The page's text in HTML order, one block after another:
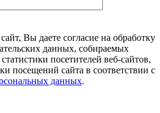
Вы даете согласие на обработку
данных, собираемых
посетителей веб-сайтов,
посещений сайта в соответствии с
данных.